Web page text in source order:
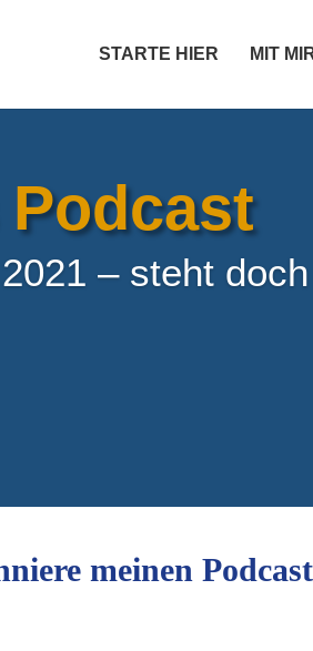
STARTE HIER MIT
– steht
meinen